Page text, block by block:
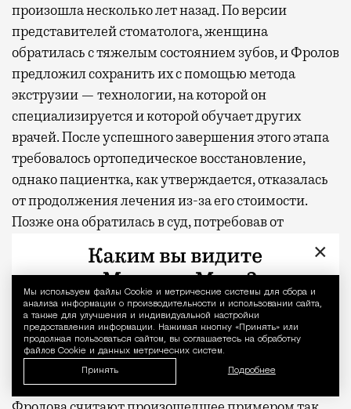
Уведомление
Мы используем файлы Сookie и метрические системы для сбора и
анализа информации о производительности и использовании сайта,
а также для улучшения и индивидуальной настройки
предоставления информации. Нажимая кнопку «Принять» или
продолжая пользоваться сайтом, вы соглашаетесь на обработку
файлов Cookie и данных метрических систем.
Принять Подробнее
произошла несколько лет назад. По версии
представителей стоматолога, женщина
обратилась с тяжелым состоянием зубов, и Фролов
предложил сохранить их с помощью метода
экструзии — технологии, на которой он
специализируется и которой обучает других
врачей. После успешного завершения этого этапа
требовалось ортопедическое восстановление,
однако пациентка, как утверждается, отказалась
от продолжения лечения из-за его стоимости.
Позже она обратилась в суд, потребовав от
Коллеги врача утверждают, что судебно-
медицинская экспертиза признала оказанную
помощь качественной и не выявила дефектов
лечения, а уголовное дело, возбужденное по
заявлению пациентки, было прекращено из-за
отсутствия события преступления. В окружении
×